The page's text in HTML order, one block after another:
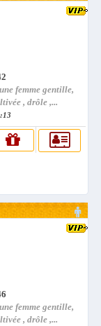
femme gentille,
, drôle ,...
femme gentille,
, drôle ,...